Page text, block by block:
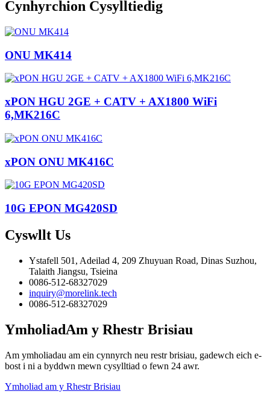
Cynhyrchion Cysylltiedig
ONU MK414
xPON HGU 2GE + CATV + AX1800 WiFi
6,MK216C
xPON ONU MK416C
10G EPON MG420SD
Cyswllt Us
Ystafell 501, Adeilad 4, 209 Zhuyuan Road, Dinas Suzhou,
Talaith Jiangsu, Tsieina
0086-512-68327029
inquiry@morelink.tech
0086-512-68327029
YmholiadAm y Rhestr Brisiau
Am ymholiadau am ein cynnyrch neu restr brisiau, gadewch eich e-
bost i ni a byddwn mewn cysylltiad o fewn 24 awr.
Ymholiad am y Rhestr Brisiau